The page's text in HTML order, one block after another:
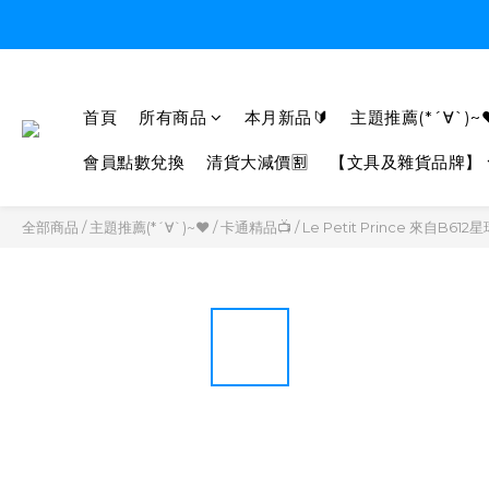
首頁 所有商品 本月新品🔰 主題推薦
會員點數兌換 清貨大減價🈹 【文具及雜貨品牌】
全部商品 /主題推薦(*´∀`)~♥ /卡通精品📺 /Le Petit Prince 來自B612星